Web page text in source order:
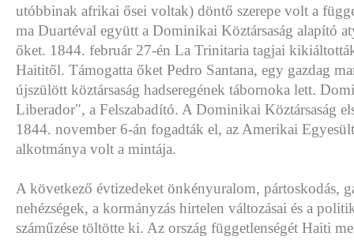
utóbbinak afrikai ősei voltak) döntő szerepe volt a
ma Duartéval együtt a Dominikai Köztársaság alapító
őket. 1844. február 27-én La Trinitaria tagjai
Haititől. Támogatta őket Pedro Santana, egy gazdag
újszülött köztársaság hadseregének tábornoka lett.
Liberador", a Felszabadító. A Dominikai Köztársaság
1844. november 6-án fogadták el, az Amerikai
alkotmánya volt a mintája.
A következő évtizedeket önkényuralom, pártoskodás,
nehézségek, a kormányzás hirtelen változásai és a
száműzése töltötte ki. Az ország függetlenségét Haiti